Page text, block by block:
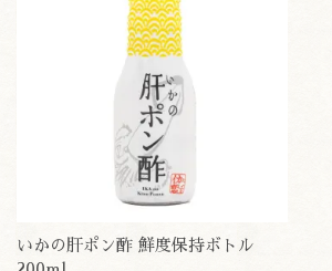
いかの肝ポン酢 鮮度保持ボトル